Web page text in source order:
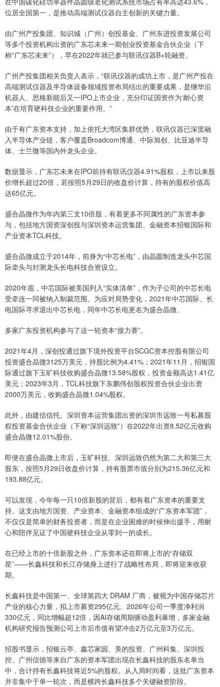
位居全国第一，是推动高端测试仪器自主创新的关键力量。
由广州产投集团、知识城（广州）创投基金、广州东进投资发展公司
等多个投资机构出资的广东芯未来一期创业投资基金合伙企业（下
称“广东芯未来”），早在2022年就已参与联讯仪器B+轮融资。
广州产投集团相关负责人表示，“联讯仪器的成功上市，是广州产投在
高端测试仪器及半导体设备领域投资布局结出的重要成果，是继华沿
机器人、思格新能后又一IPO上市企业，充分印证国资作为‘耐心资
本’在培育硬科技企业的重要作用。”
由于有广东资本支持，加上依托大湾区集群优势，联讯仪器已深度融
入半导体产业链，客户覆盖Broadcom博通、中际旭创、比亚迪半导
体、士兰微等国内外龙头企业。
数据显示，广东芯未来在IPO前持有联讯仪器4.91%股权，上市以来股
价增长超过20倍，若按照5月29日的收盘价计算，持有的股权价值高
达65亿元。
盛合晶微作为年内第三支10倍股，有着更多不同属性的广东资本参
与，包括地方国资深创投与深圳资本运营集团、金融资本招银国际和
产业资本TCL科技。
盛合晶微成立于2014年，前身为“中芯长电”，由晶圆制造龙头中芯国
际牵头与封测龙头长电科技合资设立。
2020年底，中芯国际被美国列入“实体清单”，作为子公司的中芯长电
受牵连一同被纳入制裁范围。为应对局势变化，2021年中芯国际、长
电国际寻求退出中芯长电，同年中芯长电更名为盛合晶微。
多家广东投资机构参与了这一轮资本“接力赛”。
2021年4月，深创投通过旗下境外投资平台SCGC资本控股有限公司
投资盛合晶微3125万美元，持股比例为4.41%；2021年11月，招银国
际通过旗下玉旷科技收购盛合晶微13.58%股权，投资金额高达1.41亿
美元；2023年3月，TCL科技旗下东鹏伟创股权投资合伙企业出资
2000万美元，收购盛合晶微1.04%股权。
此外，由建信信托、深圳资本运营集团出资的深圳市远致一号私募股
权投资基金合伙企业（下称“深圳远致”）在2022年出资8.52亿元收购
盛合晶微12.01%股份。
即便在盛合晶微上市后，玉旷科技、深圳远致仍然为第二大和第三大
股东，按照5月29日收盘价计算，持有股票市值分别为215.36亿元和
193.88亿元。
可以发现，今年每一只10倍新股的背后，都有着广东资本的重要支
持。这支由地方国资、产业资本、金融资本组成的“广东资本军团”，
不仅仅是简单的财务投资者，而是在企业困难的时候伸出援手，用耐
心和陪伴见证了中国硬科技企业从零到一的成长。
在已经上市的十倍新股之外，广东资本还在即将上市的“存储双
星”——长鑫科技和长江存储身上进行了战略性布局，即将迎来收获
期。
长鑫科技是中国第一、全球第四大 DRAM 厂商，被视为中国存储芯片
产业的核心力量，拟上市募资295亿元。2026年公司一季度净利润
330亿元，同比增幅超12倍，因AI存储周期驱动盈利暴增，‌多家金融
机构研究报告预测公司上市后市值有望冲击2万亿元至3万亿元‌。
招股书显示，招银云亭、鑫芯家园、美的投资、广州科集、深圳投
控、广州信德等来自广东的资本军团出现在长鑫科技的股东名单当
中，合计持有长鑫科技将近5%的股权。从入局时间看，这批广东资本
并非集中于单一轮次，而是横跨长鑫科技多个关键融资阶段。